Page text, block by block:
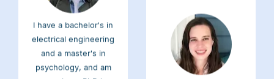
I have a bachelor's in
electrical engineering
and a master's in
psychology, and am
pursuing a PhD in
neuroscience.
I have a PhD in German